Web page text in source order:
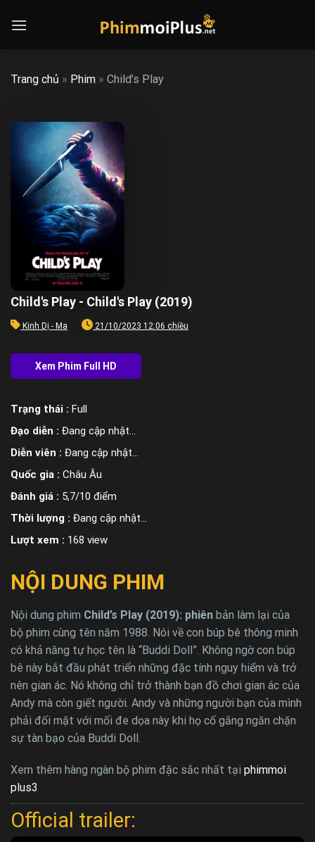
Trang chủ » Phim » Child’s Play
Child's Play - Child's Play (2019)
Kinh Dị - Ma 21/10/2023 12:06 chiều
Trạng thái : Full
Đạo diễn : Đang cập nhật…
Diễn viên : Đang cập nhật…
Quốc gia : Châu Âu
Đánh giá : 5,7/10 điểm
Thời lượng : Đang cập nhật…
Lượt xem : 168 view
NỘI DUNG PHIM
Nội dung phim Child’s Play (2019): phiên bản làm lại của
bộ phim cùng tên năm 1988. Nói về con búp bê thông minh
có khả năng tự học tên là “Buddi Doll”. Không ngờ con búp
bê này bắt đầu phát triển những đặc tính nguy hiểm và trở
nên gian ác. Nó không chỉ trở thành bạn đồ chơi gian ác của
Andy mà còn giết người. Andy và những người bạn của mình
phải đối mặt với mối đe dọa này khi họ cố gắng ngăn chặn
sự tàn bạo của Buddi Doll.
Xem thêm hàng ngàn bộ phim đặc sắc nhất tại phimmoi
plus3
Official trailer: